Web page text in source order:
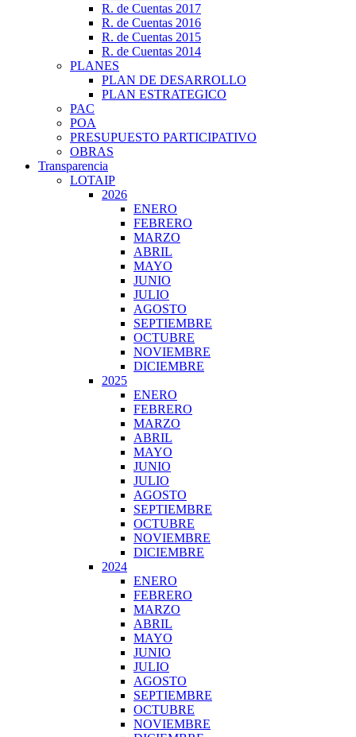
R. de Cuentas 2017
R. de Cuentas 2016
R. de Cuentas 2015
R. de Cuentas 2014
PLANES
PLAN DE DESARROLLO
PLAN ESTRATEGICO
PAC
POA
PRESUPUESTO PARTICIPATIVO
OBRAS
Transparencia
LOTAIP
2026
ENERO
FEBRERO
MARZO
ABRIL
MAYO
JUNIO
JULIO
AGOSTO
SEPTIEMBRE
OCTUBRE
NOVIEMBRE
DICIEMBRE
2025
ENERO
FEBRERO
MARZO
ABRIL
MAYO
JUNIO
JULIO
AGOSTO
SEPTIEMBRE
OCTUBRE
NOVIEMBRE
DICIEMBRE
2024
ENERO
FEBRERO
MARZO
ABRIL
MAYO
JUNIO
JULIO
AGOSTO
SEPTIEMBRE
OCTUBRE
NOVIEMBRE